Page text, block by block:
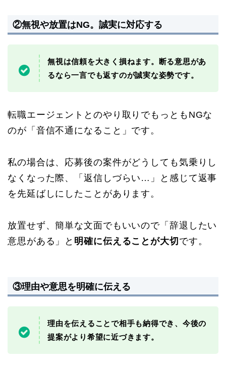
②無視や放置はNG。誠実に対応する
無視は信頼を大きく損ねます。断る意思があ
るなら一言でも返すのが誠実な姿勢です。
転職エージェントとのやり取りでもっともNGな
のが「音信不通になること」です。
私の場合は、応募後の案件がどうしても気乗りし
なくなった際、「返信しづらい…」と感じて返事
を先延ばしにしたことがあります。
放置せず、簡単な文面でもいいので「辞退したい
意思がある」と 明確に伝えることが大切 です。
③理由や意思を明確に伝える
理由を伝えることで相手も納得でき、今後の
提案がより希望に近づきます。